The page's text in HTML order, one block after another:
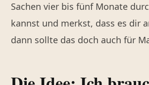
Sachen vier bis fünf Monate
kannst und merkst, dass es dir
dann sollte das doch auch für